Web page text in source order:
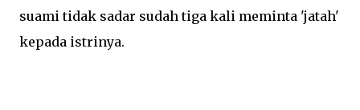
suami tidak sadar sudah tiga kali meminta 'jatah'
kepada istrinya.